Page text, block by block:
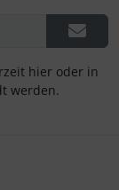
hier oder in
werden.